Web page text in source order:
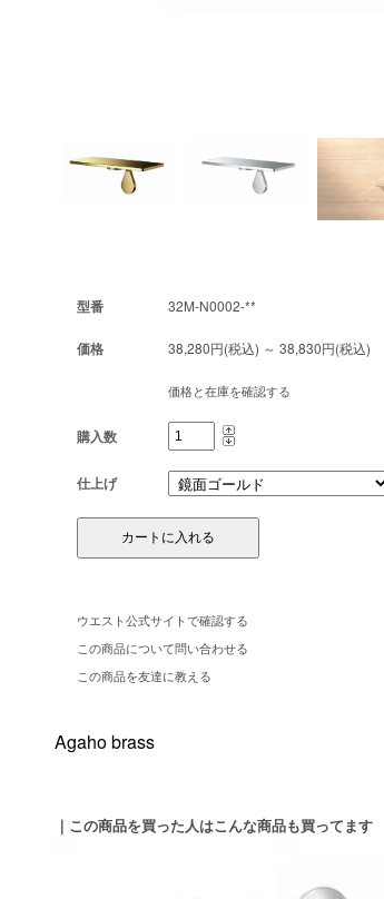
型番 32M-N0002-**
価格 38,280円(税込) ～ 38,830円(税込)
価格と在庫を確認する
購入数
仕上げ
ウエスト公式サイトで確認する
この商品について問い合わせる
この商品を友達に教える
Agaho brass
｜この商品を買った人はこんな商品も買ってます